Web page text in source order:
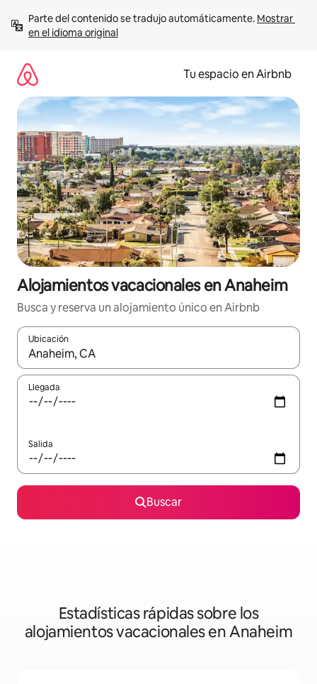
contenido
Parte del contenido se tradujo automáticamente. Mostrar
en el idioma original
Tu espacio en Airbnb
Alojamientos vacacionales en Anaheim
Busca y reserva un alojamiento único en Airbnb
Ubicación
Cuando los resultados estén disponibles, podrás navegar
Llegada
Salida
Buscar
Estadísticas rápidas sobre los
alojamientos vacacionales en Anaheim